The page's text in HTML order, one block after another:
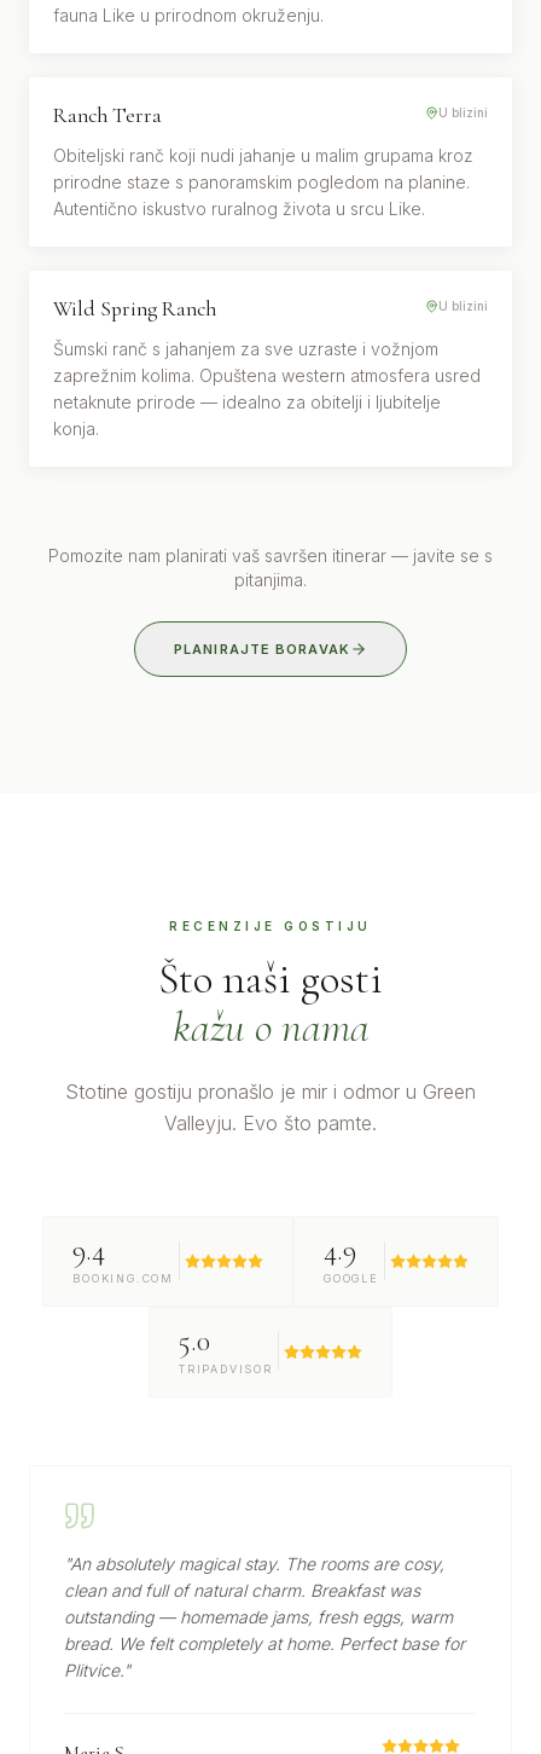
fauna Like u prirodnom okruženju.
KONJANIŠTVO · OBITELJ
Ranch Terra U blizini
Obiteljski ranč koji nudi jahanje u malim grupama kroz
prirodne staze s panoramskim pogledom na planine.
Autentično iskustvo ruralnog života u srcu Like.
JAHANJE · PRIRODA
Wild Spring Ranch U blizini
Šumski ranč s jahanjem za sve uzraste i vožnjom
zaprežnim kolima. Opuštena western atmosfera usred
netaknute prirode — idealno za obitelji i ljubitelje
konja.
Pomozite nam planirati vaš savršen itinerar — javite se s
pitanjima.
PLANIRAJTE BORAVAK
RECENZIJE GOSTIJU
Što naši gosti
kažu o nama
Stotine gostiju pronašlo je mir i odmor u Green
Valleyju. Evo što pamte.
9.4
BOOKING.COM
4.9
GOOGLE
5.0
TRIPADVISOR
"An absolutely magical stay. The rooms are cosy,
clean and full of natural charm. Breakfast was
outstanding — homemade jams, fresh eggs, warm
bread. We felt completely at home. Perfect base for
Plitvice."